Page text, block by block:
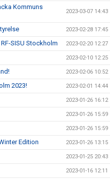
Kommuns
2023-03-07 14:43
2023-02-28 17:45
SISU Stockholm 2023-02-20 12:27
2023-02-10 12:25
2023-02-06 10:52
2023! 2023-02-01 14:44
2023-01-26 16:12
2023-01-26 15:59
2023-01-26 15:59
Edition 2023-01-26 13:15
2023-01-25 20:43
2023-01-16 12:11